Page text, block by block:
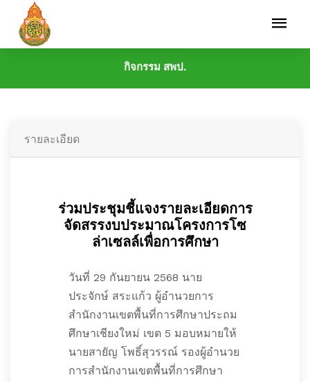
กิจกรรม สพป.
รายละเอียด
ร่วมประชุมชี้แจงรายละเอียดการ
จัดสรรงบประมาณโครงการโซ
ล่าเซลล์เพื่อการศึกษา
วันที่ 29 กันยายน 2568 นาย
ประจักษ์ สระแก้ว ผู้อำนวยการ
สำนักงานเขตพื้นที่การศึกษาประถม
ศึกษาเชียงใหม่ เขต 5 มอบหมายให้
นายสายัญ โพธิ์สุวรรณ์ รองผู้อำนวย
การสำนักงานเขตพื้นที่การศึกษา